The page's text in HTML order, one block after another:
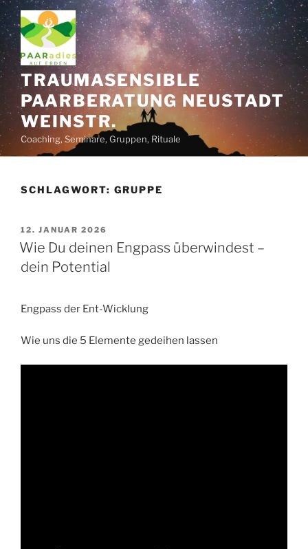
Zum
Inhalt
springen
TRAUMASENSIBLE
PAARBERATUNG NEUSTADT
WEINSTR.
Coaching, Seminare, Gruppen, Rituale
SCHLAGWORT: GRUPPE
VERÖFFENTLICHT
AM
12. JANUAR 2026
Wie Du deinen Engpass überwindest –
dein Potential
Engpass der Ent-Wicklung
Wie uns die 5 Elemente gedeihen lassen